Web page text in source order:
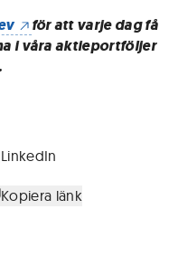
för att varje dag få
i våra aktieportföljer
LinkedIn
Kopiera länk